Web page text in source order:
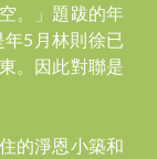
。」題跋的年
5月林則徐已
。因此對聯是
的淨恩小築和